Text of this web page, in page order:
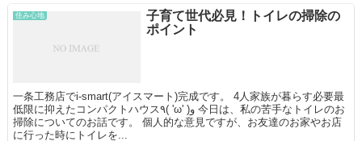
住み心地
子育て世代必見！トイレの掃除の
ポイント
一条工務店でi-smart(アイスマート)完成です。 4人家族が暮らす必要最
低限に抑えたコンパクトハウス٩( 'ω' )و 今日は、私の苦手なトイレのお
掃除についてのお話です。 個人的な意見ですが、お友達のお家やお店
に行った時にトイレを...